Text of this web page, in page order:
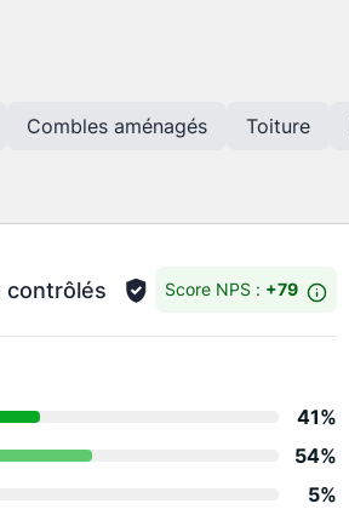
Combles aménagés Toiture
contrôlés Score NPS : +79
41%
54%
5%